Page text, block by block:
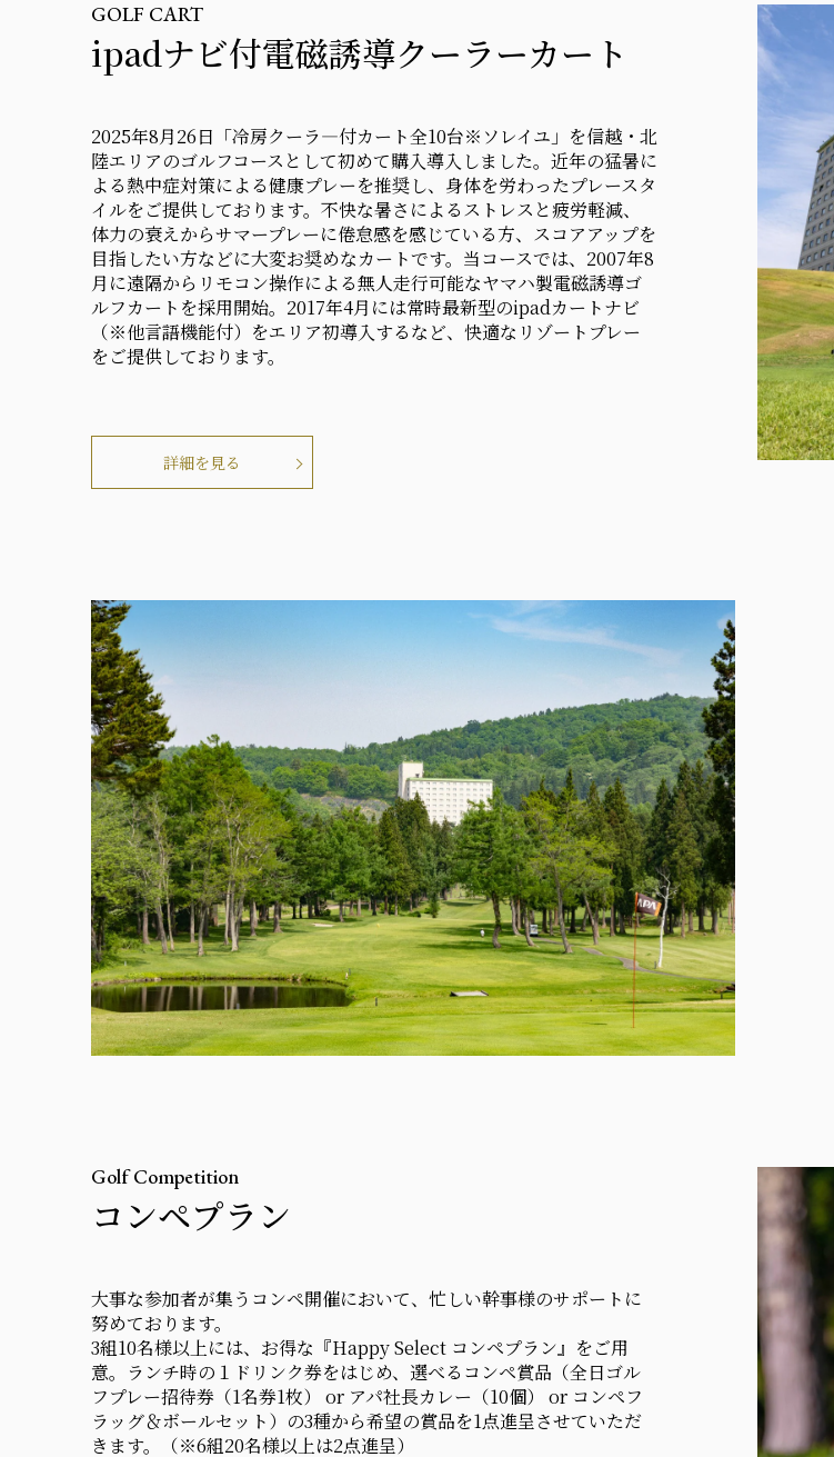
GOLF CART
ipadナビ付電磁誘導クーラーカート
2025年8月26日「冷房クーラ―付カート全10台※ソレイユ」を信越・北
陸エリアのゴルフコースとして初めて購入導入しました。近年の猛暑に
よる熱中症対策による健康プレーを推奨し、身体を労わったプレースタ
イルをご提供しております。不快な暑さによるストレスと疲労軽減、
体力の衰えからサマープレーに倦怠感を感じている方、スコアアップを
目指したい方などに大変お奨めなカートです。当コースでは、2007年8
月に遠隔からリモコン操作による無人走行可能なヤマハ製電磁誘導ゴ
ルフカートを採用開始。2017年4月には常時最新型のipadカートナビ
（※他言語機能付）をエリア初導入するなど、快適なリゾートプレー
をご提供しております。
詳細を見る
Golf Competition
コンペプラン
大事な参加者が集うコンペ開催において、忙しい幹事様のサポートに
努めております。
3組10名様以上には、お得な『Happy Select コンペプラン』をご用
意。ランチ時の１ドリンク券をはじめ、選べるコンペ賞品（全日ゴル
フプレー招待券（1名券1枚） or アパ社長カレー（10個） or コンペフ
ラッグ＆ボールセット）の3種から希望の賞品を1点進呈させていただ
きます。（※6組20名様以上は2点進呈）